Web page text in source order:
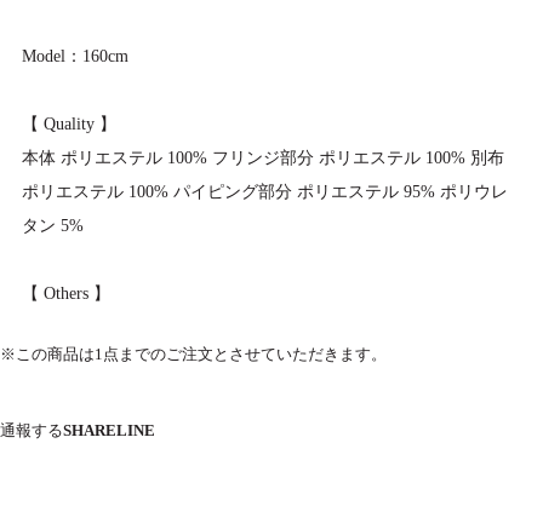
Model：160cm
【 Quality 】
本体 ポリエステル 100% フリンジ部分 ポリエステル 100% 別布
ポリエステル 100% パイピング部分 ポリエステル 95% ポリウレ
タン 5%
【 Others 】
※この商品は1点までのご注文とさせていただきます。
通報するSHARELINE